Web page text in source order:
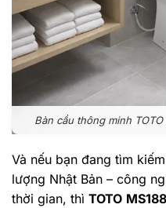
Bàn cầu thông minh
Và nếu bạn đang tìm
lượng Nhật Bản – công
thời gian, thì TOTO